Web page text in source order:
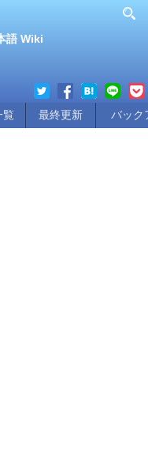
語 Wiki
覧 最終更新 バック